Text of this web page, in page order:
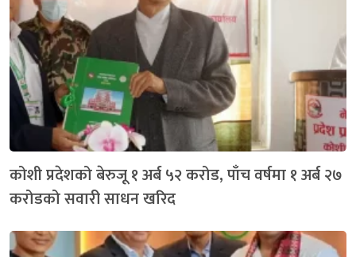
कोशी प्रदेशको बेरुजू १ अर्ब ५२ करोड, पाँच वर्षमा १ अर्ब २७
करोडको सवारी साधन खरिद